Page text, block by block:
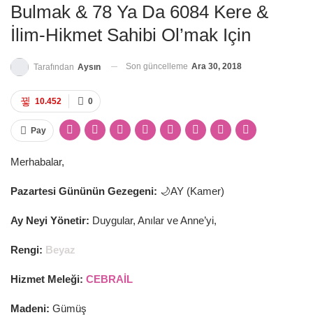
Bulmak & 78 Ya Da 6084 Kere &
İlim-Hikmet Sahibi Ol’mak Için
Tarafından Aysın Son güncelleme Ara 30, 2018
0
10.452
Pay
Merhabalar,
Pazartesi Gününün Gezegeni: 🌙AY (Kamer)
Ay Neyi Yönetir: Duygular, Anılar ve Anne’yi,
Rengi: Beyaz
Hizmet Meleği: CEBRAİL
Madeni: Gümüş